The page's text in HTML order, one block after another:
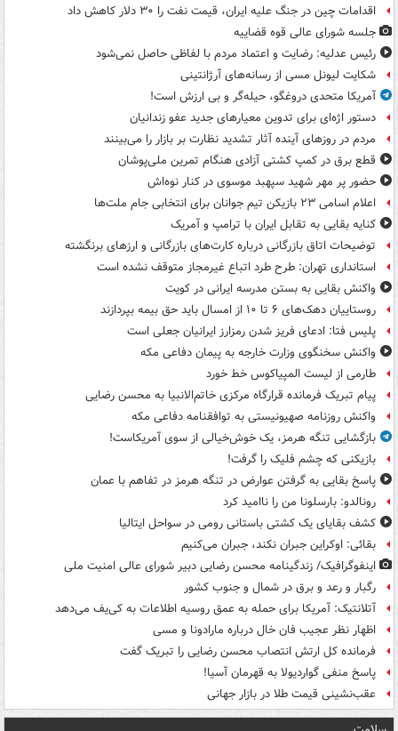
اقدامات چین در جنگ علیه ایران، قیمت نفت را ۳۰ دلار کاهش داد
جلسه شورای عالی قوه قضاییه
رئیس عدلیه: رضایت و اعتماد مردم با لفاظی حاصل نمی‌شود
شکایت لیونل مسی از رسانه‌های آرژانتینی
آمریکا متحدی دروغگو، حیله‌گر و بی ارزش است!
دستور اژه‌ای برای تدوین معیارهای جدید عفو زندانیان
مردم در روزهای آینده آثار تشدید نظارت بر بازار را می‌بینند
قطع برق در کمپ کشتی آزادی هنگام تمرین ملی‌پوشان
حضور پر مهر شهید سپهبد موسوی در کنار نوه‌اش
اعلام اسامی ۲۳ بازیکن تیم جوانان برای انتخابی جام ملت‌ها
کنایه بقایی به تقابل ایران با ترامپ و آمریک
توضیحات اتاق بازرگانی درباره کارت‌های بازرگانی و ارزهای برنگشته
استانداری تهران: طرح طرد اتباع غیرمجاز متوقف نشده است
واکنش بقایی به بستن مدرسه ایرانی در کویت
روستاییان دهک‌های ۶ تا ۱۰ از امسال باید حق بیمه بپردازند
پلیس فتا: ادعای فریز شدن رمزارز ایرانیان جعلی است
واکنش سخنگوی وزارت خارجه به پیمان دفاعی مکه
طارمی از لیست المپیاکوس خط خورد
پیام تبریک فرمانده قرارگاه مرکزی خاتم‌الانبیا به محسن رضایی
واکنش روزنامه صهیونیستی به توافقنامه دفاعی مکه
بازگشایی تنگه هرمز، یک خوش‌خیالی از سوی آمریکاست!
بازیکنی که چشم فلیک را گرفت!
پاسخ بقایی به گرفتن عوارض در تنگه هرمز در تفاهم با عمان
رونالدو: بارسلونا من را ناامید کرد
کشف بقایای یک کشتی باستانی رومی در سواحل ایتالیا
بقائی: اوکراین جبران نکند، جبران می‌کنیم
اینفوگرافیک/ زندگینامه محسن رضایی دبیر شورای عالی امنیت‌ ملی
رگبار و رعد و برق در شمال و جنوب کشور
آتلانتیک: آمریکا برای حمله به عمق روسیه اطلاعات به کی‌یف می‌دهد
اظهار نظر عجیب فان خال درباره مارادونا و مسی
فرمانده کل ارتش انتصاب محسن رضایی را تبریک گفت
پاسخ منفی گواردیولا به قهرمان آسیا!
عقب‌نشینی قیمت طلا در بازار جهانی